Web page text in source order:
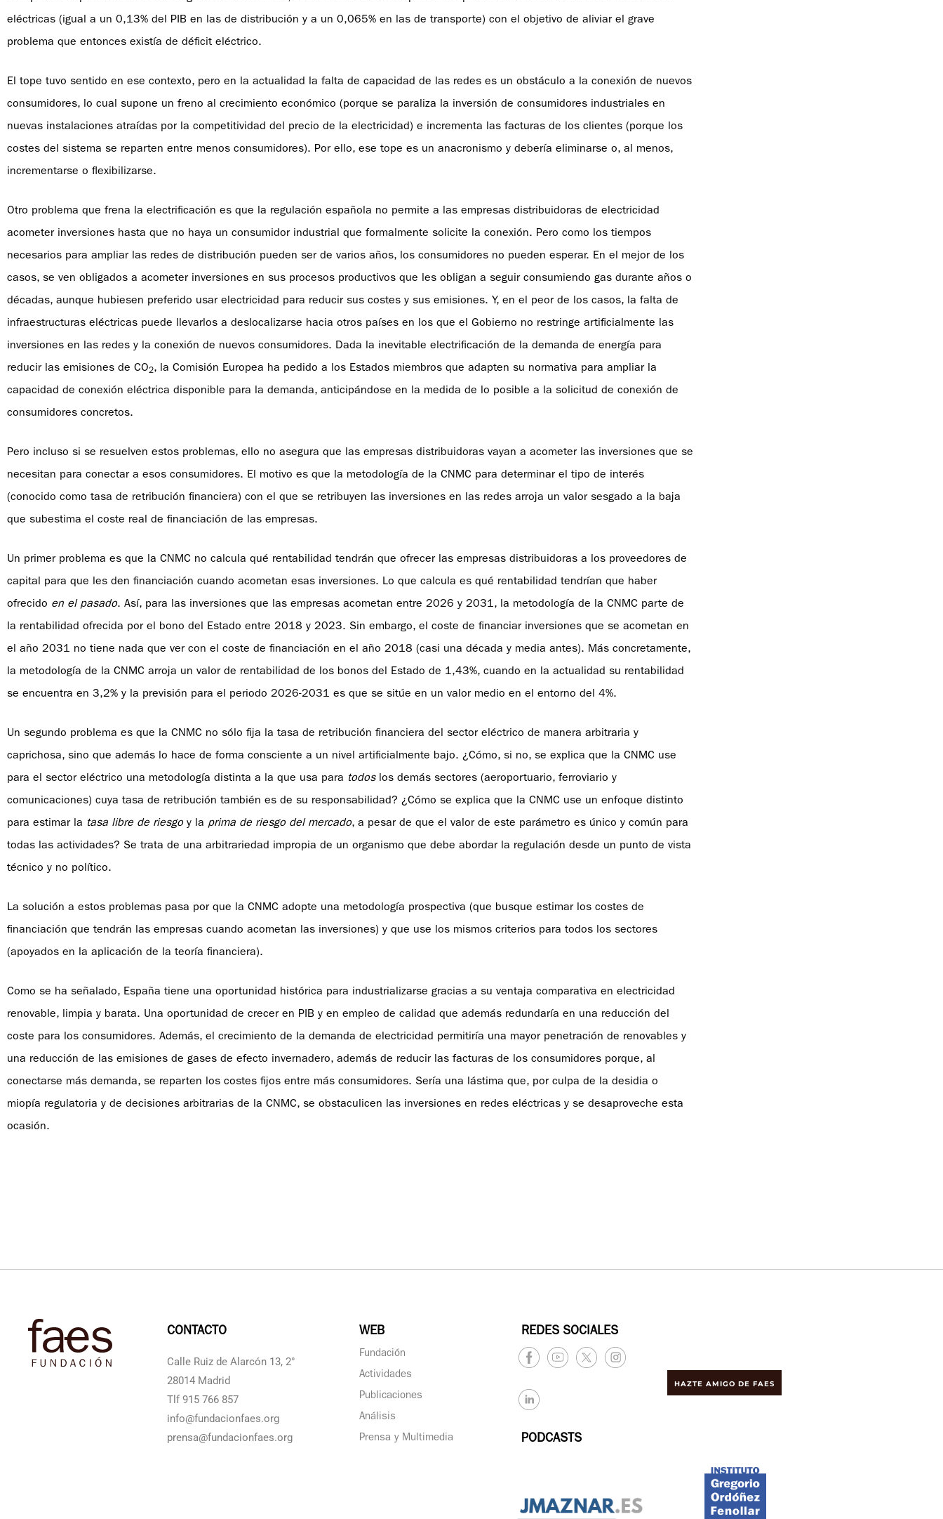
eléctricas (igual a un 0,13% del PIB en las de distribución y a un 0,065% en las de transporte) con el objetivo de aliviar el grave
problema que entonces existía de déficit eléctrico.
El tope tuvo sentido en ese contexto, pero en la actualidad la falta de capacidad de las redes es un obstáculo a la conexión de nuevos
consumidores, lo cual supone un freno al crecimiento económico (porque se paraliza la inversión de consumidores industriales en
nuevas instalaciones atraídas por la competitividad del precio de la electricidad) e incrementa las facturas de los clientes (porque los
costes del sistema se reparten entre menos consumidores). Por ello, ese tope es un anacronismo y debería eliminarse o, al menos,
incrementarse o flexibilizarse.
Otro problema que frena la electrificación es que la regulación española no permite a las empresas distribuidoras de electricidad
acometer inversiones hasta que no haya un consumidor industrial que formalmente solicite la conexión. Pero como los tiempos
necesarios para ampliar las redes de distribución pueden ser de varios años, los consumidores no pueden esperar. En el mejor de los
casos, se ven obligados a acometer inversiones en sus procesos productivos que les obligan a seguir consumiendo gas durante años o
décadas, aunque hubiesen preferido usar electricidad para reducir sus costes y sus emisiones. Y, en el peor de los casos, la falta de
infraestructuras eléctricas puede llevarlos a deslocalizarse hacia otros países en los que el Gobierno no restringe artificialmente las
inversiones en las redes y la conexión de nuevos consumidores. Dada la inevitable electrificación de la demanda de energía para
reducir las emisiones de CO2, la Comisión Europea ha pedido a los Estados miembros que adapten su normativa para ampliar la
capacidad de conexión eléctrica disponible para la demanda, anticipándose en la medida de lo posible a la solicitud de conexión de
consumidores concretos.
Pero incluso si se resuelven estos problemas, ello no asegura que las empresas distribuidoras vayan a acometer las inversiones que se
necesitan para conectar a esos consumidores. El motivo es que la metodología de la CNMC para determinar el tipo de interés
(conocido como tasa de retribución financiera) con el que se retribuyen las inversiones en las redes arroja un valor sesgado a la baja
que subestima el coste real de financiación de las empresas.
Un primer problema es que la CNMC no calcula qué rentabilidad tendrán que ofrecer las empresas distribuidoras a los proveedores de
capital para que les den financiación cuando acometan esas inversiones. Lo que calcula es qué rentabilidad tendrían que haber
ofrecido en el pasado. Así, para las inversiones que las empresas acometan entre 2026 y 2031, la metodología de la CNMC parte de
la rentabilidad ofrecida por el bono del Estado entre 2018 y 2023. Sin embargo, el coste de financiar inversiones que se acometan en
el año 2031 no tiene nada que ver con el coste de financiación en el año 2018 (casi una década y media antes). Más concretamente,
la metodología de la CNMC arroja un valor de rentabilidad de los bonos del Estado de 1,43%, cuando en la actualidad su rentabilidad
se encuentra en 3,2% y la previsión para el periodo 2026-2031 es que se sitúe en un valor medio en el entorno del 4%.
Un segundo problema es que la CNMC no sólo fija la tasa de retribución financiera del sector eléctrico de manera arbitraria y
caprichosa, sino que además lo hace de forma consciente a un nivel artificialmente bajo. ¿Cómo, si no, se explica que la CNMC use
para el sector eléctrico una metodología distinta a la que usa para todoslos demás sectores (aeroportuario, ferroviario y
comunicaciones) cuya tasa de retribución también es de su responsabilidad? ¿Cómo se explica que la CNMC use un enfoque distinto
para estimar la tasa libre de riesgoy la prima de riesgo del mercado, a pesar de que el valor de este parámetro es único y común para
todas las actividades? Se trata de una arbitrariedad impropia de un organismo que debe abordar la regulación desde un punto de vista
técnico y no político.
La solución a estos problemas pasa por que la CNMC adopte una metodología prospectiva (que busque estimar los costes de
financiación que tendrán las empresas cuando acometan las inversiones) y que use los mismos criterios para todos los sectores
(apoyados en la aplicación de la teoría financiera).
Como se ha señalado, España tiene una oportunidad histórica para industrializarse gracias a su ventaja comparativa en electricidad
renovable, limpia y barata. Una oportunidad de crecer en PIB y en empleo de calidad que además redundaría en una reducción del
coste para los consumidores. Además, el crecimiento de la demanda de electricidad permitiría una mayor penetración de renovables y
una reducción de las emisiones de gases de efecto invernadero, además de reducir las facturas de los consumidores porque, al
conectarse más demanda, se reparten los costes fijos entre más consumidores. Sería una lástima que, por culpa de la desidia o
miopía regulatoria y de decisiones arbitrarias de la CNMC, se obstaculicen las inversiones en redes eléctricas y se desaproveche esta
ocasión.
CONTACTO
Calle Ruiz de Alarcón 13, 2°
28014 Madrid
Tlf 915 766 857
info@fundacionfaes.org
prensa@fundacionfaes.org
WEB
Fundación
Actividades
Publicaciones
Análisis
Prensa y Multimedia
REDES SOCIALES
PODCASTS
HAZTE AMIGO DE FAES